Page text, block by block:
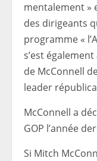
mentalement »
des dirigeants
programme «
s’est
de McConnell
leader
McConnell a
GOP l’année
Si Mitch